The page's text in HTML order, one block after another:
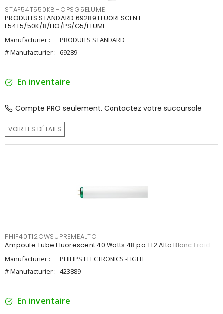
STAF54T550K8HOPSG5ELUME
PRODUITS STANDARD 69289 FLUORESCENT
F54T5/50K/8/HO/PS/G5/ELUME
Manufacturier :
PRODUITS STANDARD
# Manufacturier : 69289
En inventaire
Compte PRO seulement. Contactez votre succursale
VOIR LES DÉTAILS
PHIF40T12CWSUPREMEALTO
Ampoule Tube Fluorescent 40 Watts 48 po T12 Alto Blanc Froid
Manufacturier :
PHILIPS ELECTRONICS -LIGHT
# Manufacturier : 423889
En inventaire